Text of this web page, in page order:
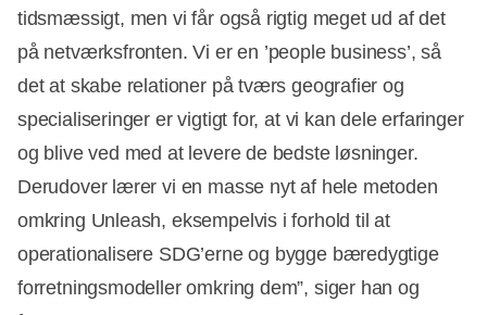
tidsmæssigt, men vi får også rigtig meget ud af det
på netværksfronten. Vi er en ’people business’, så
det at skabe relationer på tværs geografier og
specialiseringer er vigtigt for, at vi kan dele erfaringer
og blive ved med at levere de bedste løsninger.
Derudover lærer vi en masse nyt af hele metoden
omkring Unleash, eksempelvis i forhold til at
operationalisere SDG’erne og bygge bæredygtige
forretningsmodeller omkring dem”, siger han og